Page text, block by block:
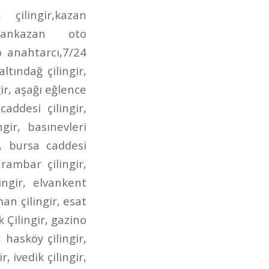
anahtarcı,aktaş oto çilingir,demetgül çilingir,demetgül anahtarcı,demetgül oto çilingir,demetgül oto anahtarcı,etlik caddesi çilingir,etlik caddesi anahtarcı,etlik caddesi oto çilingir,etlik caddesi oto anahtarcı,kuyuyazısı caddesi çilingir,kuyuyazısı caddesi oto çilingir,kuyuyazısı caddesi anahtarcı,kurtuluş çilingir,kurtuluş oto çilingir,kurtuluş anahtarcı,kurtuluş oto anahtarcı,seğmenler çilingir,seğmenler oto çilingir,seğmenler anahtarcı,seğmenler oto anahtarcı,atış caddesi çilingir,atış caddesi oto çilingir,atış caddesi anahtarcı,atış caddesi oto anahtarcı,ragıp tüzün çilingir,ragıp tüzün anahtarcı,ragıp tüzün caddesi çilingir,ragıp tüzün oto çilingir,ragıp tüzün oto anahtarcı,refik saydam caddesi çilingir,refik saydam çilingir,refik saydam caddesi oto çilingir,refik saydam oto çilingir,ahmet şefik kolaylı çilingir,ahmet şefik kolaylı oto çilingir,çambaşı caddesi çilingir,çambaşı caddesi oto çilingir,çambaşı caddesi anahtarcı,çambaşı caddesi oto anahtarcı,selim caddesi çilingir,selim caddesi oto çilingir,selim caddesi anahtarcı,selim caddesi oto anahtarcı,estergon caddesi çilingir,estergon caddesi anahtarcı,estergon caddesi oto çilingir,estergon caddesi oto anahtarcı,aydan caddesi çilingir,aydan caddesi oto çilingir,aydan caddesi anahtarcı,aydan caddesi oto anahtarcı,ahi evran caddesi çilingir,ahi evran caddesi oto çilingir,ahi evran caddesi oto anahtarcı,ahi evran caddesi anahtarcı,uzay çağı caddesi çilingir,uzay çağı caddesi oto çilingir,uzay çağı caddesi anahtarcı,alınteri bulvarı çilingir,alınteri bulvarı oto çilingir,alınteri bulvarı anahtarcı,alınteri bulvarı oto anahtarcı,bağdat caddesi çilingir,bağdat caddesi oto çilingir,bağdat caddesi anahtarcı,bağdat caddesi oto anahtarcı,çınardibi caddesi çilingir,çınardibi caddesi oto çilingir,